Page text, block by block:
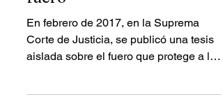
fuero
En febrero de 2017, en la Suprema
aislada sobre el fuero que protege a los